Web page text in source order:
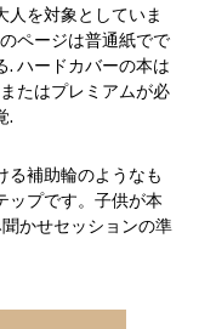
人を対象としていま
ページは普通紙でで
. ハードカバーの本は
たはプレミアムが必
.
る補助輪のようなも
ップです。子供が本
かせセッションの準